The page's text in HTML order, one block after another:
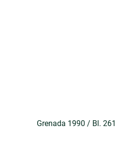
Grenada 1990 / Bl.